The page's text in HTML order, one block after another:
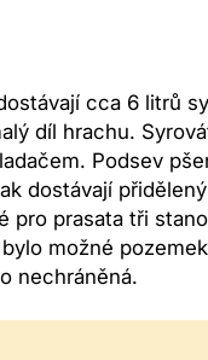
cca 6 litrů
díl hrachu.
Podsev
dostávají
pro prasata tři
možné
nechráněná.